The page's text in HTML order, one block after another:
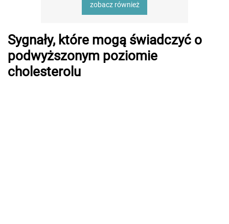
zobacz również
Sygnały, które mogą świadczyć o
podwyższonym poziomie
cholesterolu